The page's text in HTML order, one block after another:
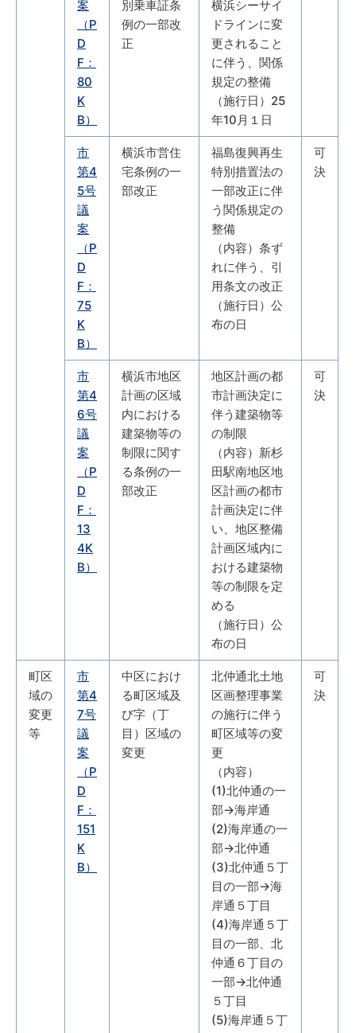
案
（P
D
F：
80
K
B）
別乗車証条
例の一部改
正
横浜シーサイ
ドラインに変
更されること
に伴う、関係
規定の整備
（施行日）25
年10月１日
市
第4
5号
議
案
（P
D
F：
75
K
B）
横浜市営住
宅条例の一
部改正
福島復興再生
特別措置法の
一部改正に伴
う関係規定の
整備
（内容）条ず
れに伴う、引
用条文の改正
（施行日）公
布の日
可
決
市
第4
6号
議
案
（P
D
F：
13
4K
B）
横浜市地区
計画の区域
内における
建築物等の
制限に関す
る条例の一
部改正
地区計画の都
市計画決定に
伴う建築物等
の制限
（内容）新杉
田駅南地区地
区計画の都市
計画決定に伴
い、地区整備
計画区域内に
おける建築物
等の制限を定
める
（施行日）公
布の日
可
決
町区
域の
変更
等
市
第4
7号
議
案
（P
D
F：
151
K
B）
中区におけ
る町区域及
び字（丁
目）区域の
変更
北仲通北土地
区画整理事業
の施行に伴う
町区域等の変
更
（内容）
(1)北仲通の一
部→海岸通
(2)海岸通の一
部→北仲通
(3)北仲通５丁
目の一部→海
岸通５丁目
(4)海岸通５丁
目の一部、北
仲通６丁目の
一部→北仲通
５丁目
(5)海岸通５丁
可
決